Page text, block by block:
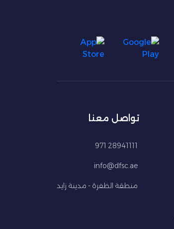
تواصل معنا
28941111 971
info@dfsc.ae
منطقة الظفرة - مدينة زايد